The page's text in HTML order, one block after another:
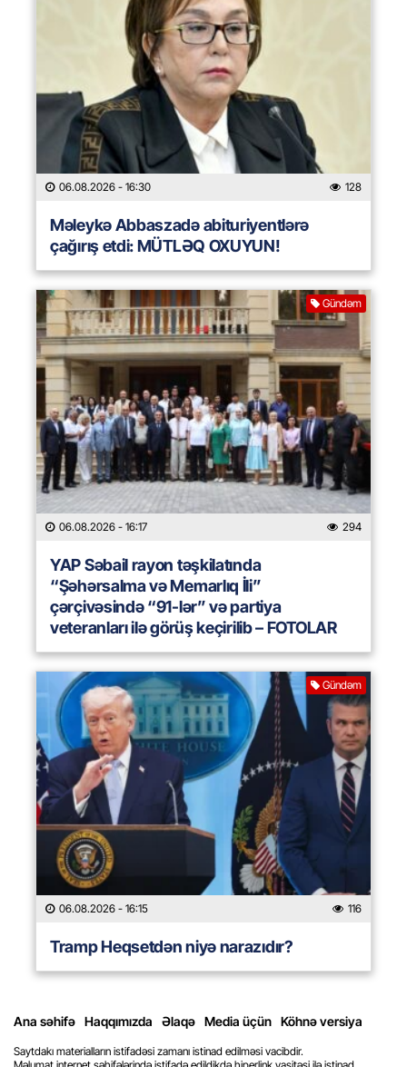
06.08.2026 - 16:30 128
Məleykə Abbaszadə abituriyentlərə
çağırış etdi: MÜTLƏQ OXUYUN!
Gündəm
06.08.2026 - 16:17 294
YAP Səbail rayon təşkilatında
“Şəhərsalma və Memarlıq İli”
çərçivəsində “91-lər” və partiya
veteranları ilə görüş keçirilib – FOTOLAR
Gündəm
06.08.2026 - 16:15 116
Tramp Heqsetdən niyə narazıdır?
Ana səhifə Haqqımızda Əlaqə Media üçün Köhnə versiya
Saytdakı materialların istifadəsi zamanı istinad edilməsi vacibdir.